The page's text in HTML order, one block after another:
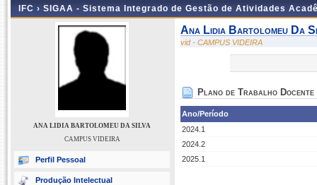
IFC › SIGAA - Sistema Integrado de Gestão de Atividades
ANA LIDIA BARTOLOMEU DA SILVA
CAMPUS VIDEIRA
Perfil Pessoal
Produção Intelectual
Ana Lidia Bartolomeu Da
vid - CAMPUS VIDEIRA
Plano de Trabalho Docente
Ano/Período
2024.1
2024.2
2025.1